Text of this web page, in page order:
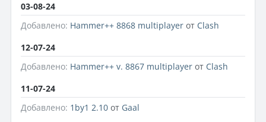
03-08-24
Добавлено: Hammer++ 8868 multiplayer от Clash
12-07-24
Добавлено: Hammer++ v. 8867 multiplayer от Clash
11-07-24
Добавлено: 1by1 2.10 от Gaal